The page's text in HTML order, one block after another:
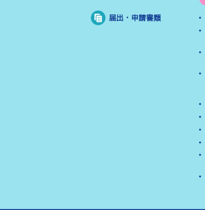
届出・申請書類